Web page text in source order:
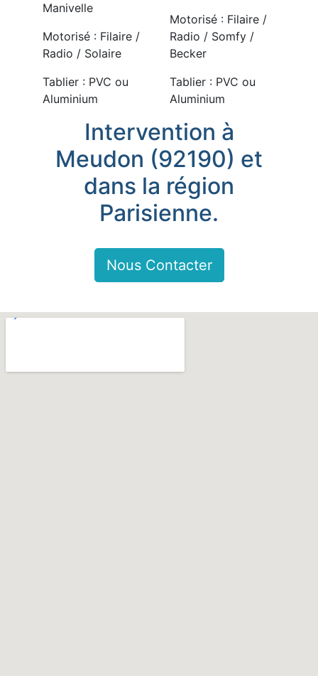
Manivelle
Motorisé : Filaire /
Radio / Solaire
Tablier : PVC ou
Aluminium
Motorisé : Filaire /
Radio / Somfy /
Becker
Tablier : PVC ou
Aluminium
Intervention à
Meudon (92190) et
dans la région
Parisienne.
Nous Contacter